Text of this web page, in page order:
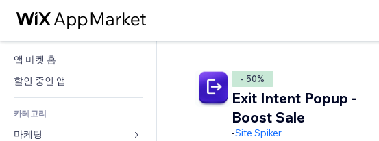
앱 마켓 홈
할인 중인 앱
카테고리
마케팅
- 50%
Exit Intent Popup -
Boost Sale
-Site Spiker